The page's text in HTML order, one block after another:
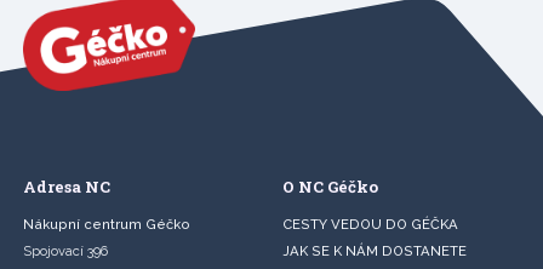
Adresa NC
Nákupní centrum Géčko
Spojovací 396
O NC Géčko
CESTY VEDOU DO GÉČKA
JAK SE K NÁM DOSTANETE